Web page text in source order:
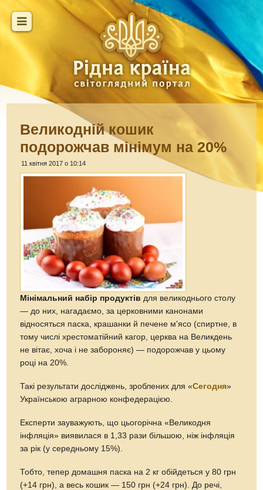
Великодній кошик
подорожчав мінімум на 20%
11 квітня 2017 о 10:14
Мінімальний набір продуктів для великоднього столу
— до них, нагадаємо, за церковними канонами
відносяться паска, крашанки й печене м'ясо (спиртне, в
тому числі хрестоматійний кагор, церква на Великдень
не вітає, хоча і не забороняє) — подорожчав у цьому
році на 20%.
Такі результати досліджень, зроблених для «Сегодня»
Українською аграрною конфедерацією.
Експерти зауважують, що цьогорічна «Великодня
інфляція» виявилася в 1,33 рази більшою, ніж інфляція
за рік (у середньому 15%).
Тобто, тепер домашня паска на 2 кг обійдеться у 80 грн
(+14 грн), а весь кошик — 150 грн (+24 грн). До речі,